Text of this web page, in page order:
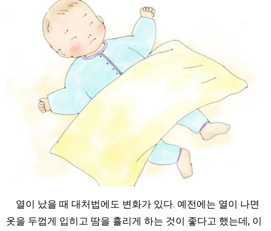
열이 났을 때 대처법에도 변화가 있다. 예전에는 열이 나면
옷을 두껍게 입히고 땀을 흘리게 하는 것이 좋다고 했는데, 이